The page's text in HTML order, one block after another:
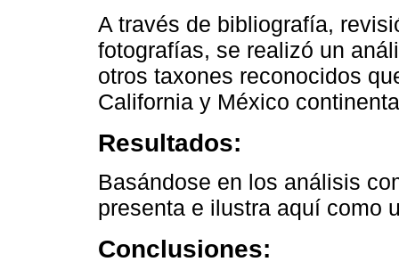
A través de bibliografía,
fotografías, se realizó un
otros taxones reconocidos
California y México
Resultados:
Basándose en los análisis
presenta e ilustra aquí como
Conclusiones: